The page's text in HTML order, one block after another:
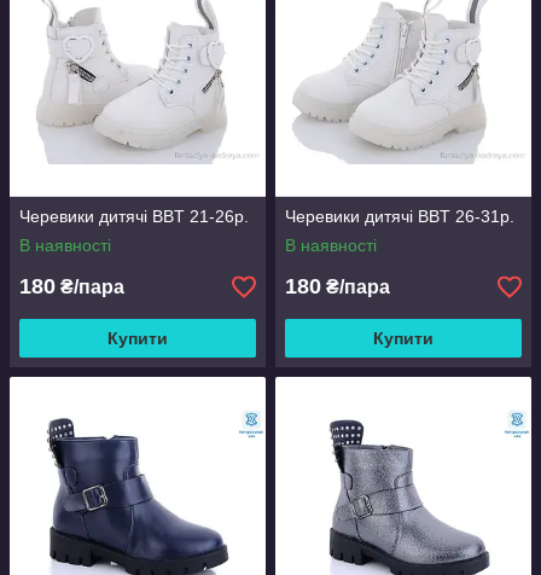
Черевики дитячі BBT 21-26р.
В наявності
180 ₴/пара
Купити
Черевики дитячі BBT 26-31р.
В наявності
180 ₴/пара
Купити